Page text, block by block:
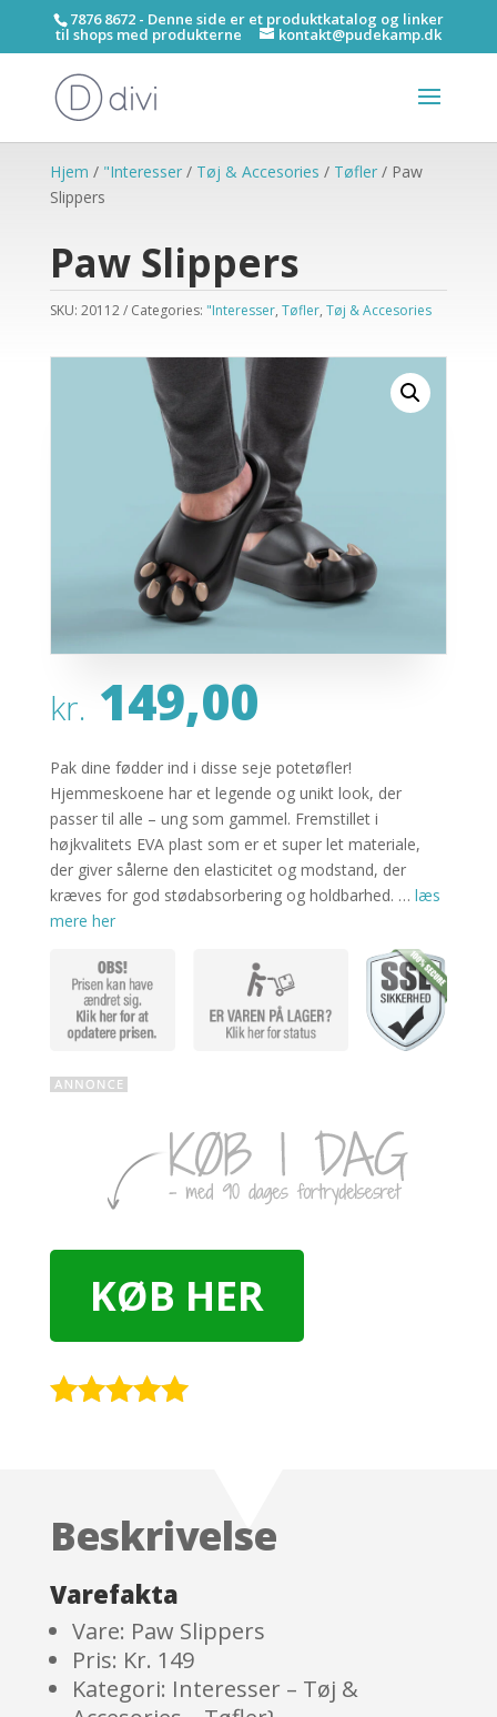
7876 8672 - Denne side er et produktkatalog og linker
til shops med produkterne kontakt@pudekamp.dk
Hjem / "Interesser/ Tøj & Accesories / Tøfler/ Paw
Slippers
Paw Slippers
SKU: 20112 Categories: "Interesser, Tøfler, Tøj & Accesories
kr. 149,00
Pak dine fødder ind i disse seje potetøfler!
Hjemmeskoene har et legende og unikt look, der
passer til alle – ung som gammel. Fremstillet i
højkvalitets EVA plast som er et super let materiale,
der giver sålerne den elasticitet og modstand, der
kræves for god stødabsorbering og holdbarhed. … læs
mere her
KØB HER
ratings
Beskrivelse
Varefakta
Vare: Paw Slippers
Pris: Kr. 149
Kategori: Interesser – Tøj &